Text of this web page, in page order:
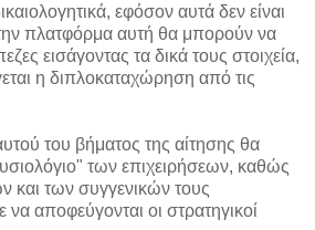
εφόσον αυτά δεν είναι
πλατφόρμα αυτή θα μπορούν να
εισάγοντας τα δικά τους στοιχεία,
η διπλοκαταχώρηση από τις
του βήματος της αίτησης θα
των επιχειρήσεων, καθώς
και των συγγενικών τους
αποφεύγονται οι στρατηγικοί